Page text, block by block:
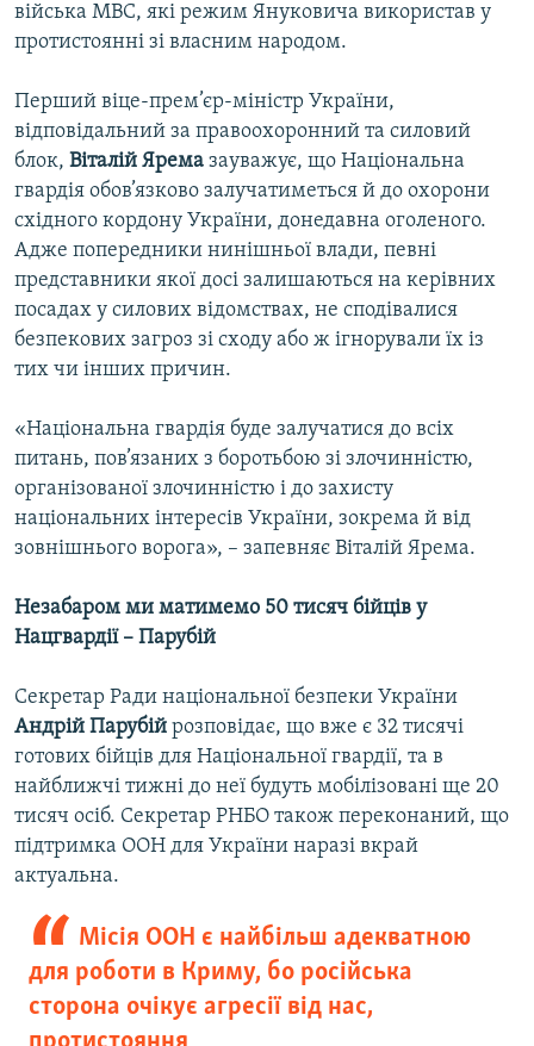
війська МВС, які режим Януковича використав у
протистоянні зі власним народом.
Перший віце-прем’єр-міністр України,
відповідальний за правоохоронний та силовий
блок, Віталій Ярема зауважує, що Національна
гвардія обов’язково залучатиметься й до охорони
східного кордону України, донедавна оголеного.
Адже попередники нинішньої влади, певні
представники якої досі залишаються на керівних
посадах у силових відомствах, не сподівалися
безпекових загроз зі сходу або ж ігнорували їх із
тих чи інших причин.
«Національна гвардія буде залучатися до всіх
питань, пов’язаних з боротьбою зі злочинністю,
організованої злочинністю і до захисту
національних інтересів України, зокрема й від
зовнішнього ворога», – запевняє Віталій Ярема.
Незабаром ми матимемо 50 тисяч бійців у
Нацгвардії – Парубій
Секретар Ради національної безпеки України
Андрій Парубій розповідає, що вже є 32 тисячі
готових бійців для Національної гвардії, та в
найближчі тижні до неї будуть мобілізовані ще 20
тисяч осіб. Секретар РНБО також переконаний, що
підтримка ООН для України наразі вкрай
актуальна.
Місія ООН є найбільш адекватною
для роботи в Криму, бо російська
сторона очікує агресії від нас,